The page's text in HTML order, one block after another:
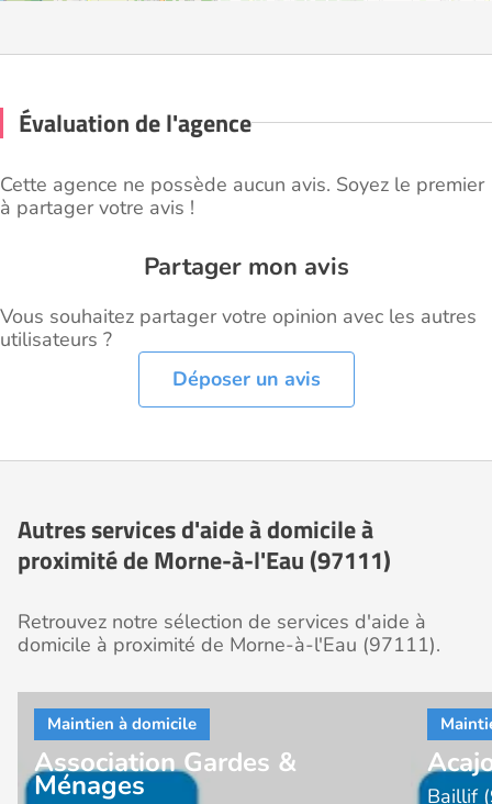
Évaluation de l'agence
Cette agence ne possède aucun avis. Soyez le premier
à partager votre avis !
Partager mon avis
Vous souhaitez partager votre opinion avec les autres
utilisateurs ?
Déposer un avis
Autres services d'aide à domicile à
proximité de Morne-à-l'Eau (97111)
Retrouvez notre sélection de services d'aide à
domicile à proximité de Morne-à-l'Eau (97111).
Association Gardes &
Ménages Baillif